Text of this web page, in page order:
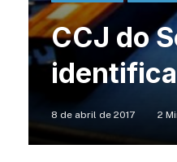
CCJ do
8 de abril de 2017 2